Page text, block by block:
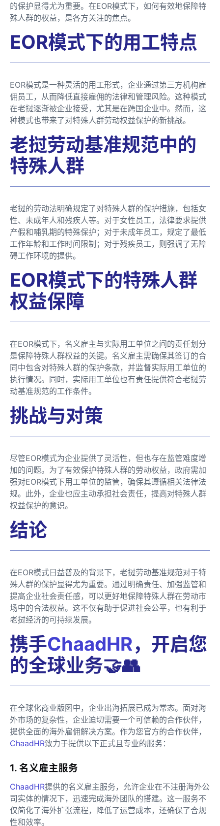
的保护显得尤为重要。在EOR模式下，如何有效地保障特
殊人群的权益，是各方关注的焦点。
EOR模式下的用工特点
EOR模式是一种灵活的用工形式，企业通过第三方机构雇
佣员工，从而降低直接雇佣的法律和管理风险。这种模式
在老挝逐渐被企业接受，尤其是在跨国企业中。然而，这
种模式也带来了对特殊人群劳动权益保护的新挑战。
老挝劳动基准规范中的
特殊人群
老挝的劳动法明确规定了对特殊人群的保护措施，包括女
性、未成年人和残疾人等。对于女性员工，法律要求提供
产假和哺乳期的特殊保护；对于未成年员工，规定了最低
工作年龄和工作时间限制；对于残疾员工，则强调了无障
碍工作环境的提供。
EOR模式下的特殊人群
权益保障
在EOR模式下，名义雇主与实际用工单位之间的责任划分
是保障特殊人群权益的关键。名义雇主需确保其签订的合
同中包含对特殊人群的保护条款，并监督实际用工单位的
执行情况。同时，实际用工单位也有责任提供符合老挝劳
动基准规范的工作条件。
挑战与对策
尽管EOR模式为企业提供了灵活性，但也存在监管难度增
加的问题。为了有效保护特殊人群的劳动权益，政府需加
强对EOR模式下用工单位的监管，确保其遵循相关法律法
规。此外，企业也应主动承担社会责任，提高对特殊人群
权益保护的意识。
结论
在EOR模式日益普及的背景下，老挝劳动基准规范对于特
殊人群的保护显得尤为重要。通过明确责任、加强监管和
提高企业社会责任感，可以更好地保障特殊人群在劳动市
场中的合法权益。这不仅有助于促进社会公平，也有利于
老挝经济的可持续发展。
携手ChaadHR，开启您
的全球业务🤝👥
在全球化商业版图中，企业出海拓展已成为常态。面对海
外市场的复杂性，企业迫切需要一个可信赖的合作伙伴，
提供全面的海外雇佣解决方案。作为您官方的合作伙伴，
ChaadHR致力于提供以下正式且专业的服务：
1. 名义雇主服务
ChaadHR提供的名义雇主服务，允许企业在不注册海外公
司实体的情况下，迅速完成海外团队的搭建。这一服务不
仅简化了海外扩张流程，降低了运营成本，还确保了合规
性和效率。